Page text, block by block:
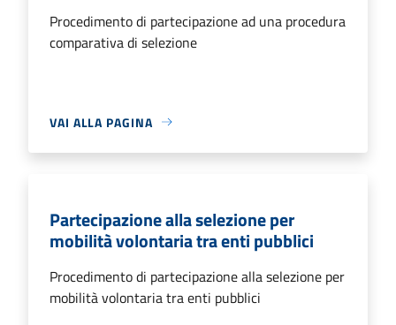
Procedimento di partecipazione ad una procedura
comparativa di selezione
VAI ALLA PAGINA
Partecipazione alla selezione per
mobilità volontaria tra enti pubblici
Procedimento di partecipazione alla selezione per
mobilità volontaria tra enti pubblici